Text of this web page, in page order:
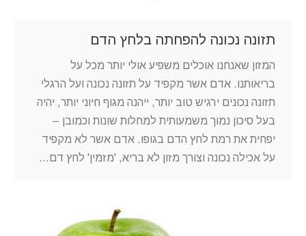
תזונה נכונה להפחתה בלחץ הדם
המזון שאנחנו אוכלים משפיע אולי יותר מכל על
בריאותנו. אדם אשר מקפיד על תזונה נכונה ועל הרגלי
תזונה נכונים ירגיש טוב יותר, ייהנה מגוף חיוני יותר, יהיה
בעל סיכון נמוך משמעותית למחלות שונות וכמובן –
יפחית את רמת לחץ הדם בגופו. אדם אשר לא מקפיד
על אכילה נכונה וצורך מזון לא בריא, 'מזמין' לחץ דם…